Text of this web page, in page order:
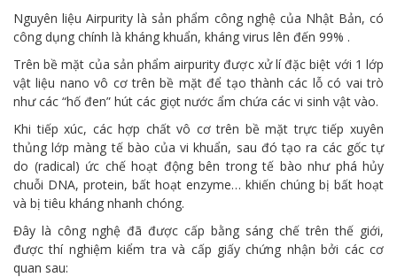
Nguyên liệu Airpurity là sản phẩm công nghệ của Nhật Bản, có
công dụng chính là kháng khuẩn, kháng virus lên đến 99% .
Trên bề mặt của sản phẩm airpurity được xử lí đặc biệt với 1 lớp
vật liệu nano vô cơ trên bề mặt để tạo thành các lỗ có vai trò
như các “hố đen” hút các giọt nước ẩm chứa các vi sinh vật vào.
Khi tiếp xúc, các hợp chất vô cơ trên bề mặt trực tiếp xuyên
thủng lớp màng tế bào của vi khuẩn, sau đó tạo ra các gốc tự
do (radical) ức chế hoạt động bên trong tế bào như phá hủy
chuỗi DNA, protein, bất hoạt enzyme… khiến chúng bị bất hoạt
và bị tiêu kháng nhanh chóng.
Đây là công nghệ đã được cấp bằng sáng chế trên thế giới,
được thí nghiệm kiểm tra và cấp giấy chứng nhận bởi các cơ
quan sau: